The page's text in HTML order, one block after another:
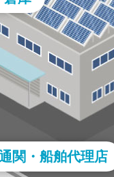
関・船舶代理店